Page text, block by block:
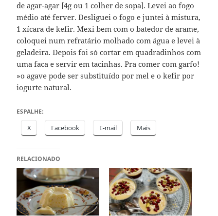
de agar-agar [4g ou 1 colher de sopa]. Levei ao fogo
médio até ferver. Desliguei o fogo e juntei à mistura,
1 xícara de kefir. Mexi bem com o batedor de arame,
coloquei num refratário molhado com água e levei à
geladeira. Depois foi só cortar em quadradinhos com
uma faca e servir em tacinhas. Pra comer com garfo!
»o agave pode ser substituído por mel e o kefir por
iogurte natural.
ESPALHE:
X Facebook E-mail Mais
RELACIONADO